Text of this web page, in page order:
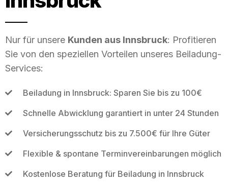
Nur für unsere Kunden aus Innsbruck: Profitieren
Sie von den speziellen Vorteilen unseres Beiladung-
Services:
Beiladung in Innsbruck: Sparen Sie bis zu 100€
Schnelle Abwicklung garantiert in unter 24 Stunden
Versicherungsschutz bis zu 7.500€ für Ihre Güter
Flexible & spontane Terminvereinbarungen möglich
Kostenlose Beratung für Beiladung in Innsbruck